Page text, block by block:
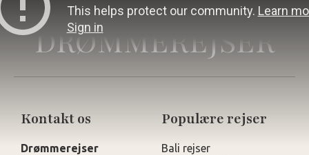
DRØMMEREJSER
Kontakt os
Drømmerejser
Populære rejser
Bali rejser